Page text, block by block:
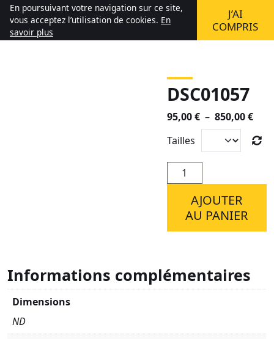
Aller au contenu
Mon compte Mon panier
DSC01057
95,00€ – 850,00€
prix
Tailles
quantité
de
DSC01057
AJOUTER
AU PANIER
Informations complémentaires
Dimensions
ND
En poursuivant votre navigation sur ce site,
vous acceptez l’utilisation de cookies. En
savoir plus
J’AI
COMPRIS